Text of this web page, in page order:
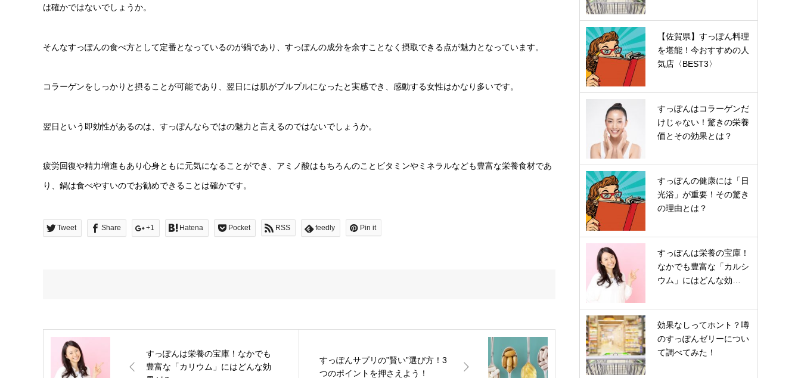
は確かではないでしょうか。
そんなすっぽんの食べ方として定番となっているのが鍋であり、すっぽんの成分を余すことなく摂取できる点が魅力となっています。
コラーゲンをしっかりと摂ることが可能であり、翌日には肌がプルプルになったと実感でき、感動する女性はかなり多いです。
翌日という即効性があるのは、すっぽんならではの魅力と言えるのではないでしょうか。
疲労回復や精力増進もあり心身ともに元気になることができ、アミノ酸はもちろんのことビタミンやミネラルなども豊富な栄養食材であ
り、鍋は食べやすいのでお勧めできることは確かです。
Tweet Share +1 Hatena Pocket RSS feedly Pin it
すっぽんは栄養の宝庫！なかでも
豊富な「カリウム」にはどんな効
すっぽんサプリの”賢い”選び方！3
つのポイントを押さえよう！
【佐賀県】すっぽん料理
を堪能！今おすすめの人
気店〈BEST3〉
すっぽんはコラーゲンだ
けじゃない！驚きの栄養
価とその効果とは？
すっぽんの健康には「日
光浴」が重要！その驚き
の理由とは？
すっぽんは栄養の宝庫！
なかでも豊富な「カルシ
ウム」にはどんな効…
効果なしってホント？噂
のすっぽんゼリーについ
て調べてみた！